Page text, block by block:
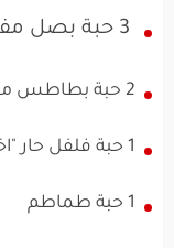
3 حبة بصل مفروم
2 حبة بطاطس مقطع
1 حبة فلفل حار "اختياري"
1 حبة طماطم